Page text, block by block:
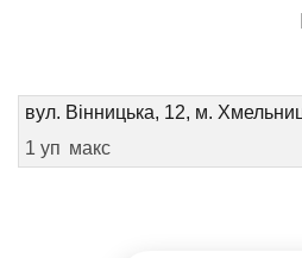
вул. Вінницька, 12, м.
1 уп макс